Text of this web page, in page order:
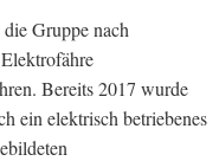
Gruppe nach
Bereits 2017 wurde
ein elektrisch betriebenes